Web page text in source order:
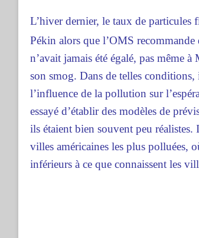
L’hiver dernier, le taux de particules
Pékin alors que l’OMS
n’avait jamais été égalé, pas même
son smog. Dans de telles
l’influence de la pollution sur
essayé d’établir des modèles de
ils étaient bien souvent peu réalistes.
villes américaines les plus polluées,
inférieurs à ce que connaissent les